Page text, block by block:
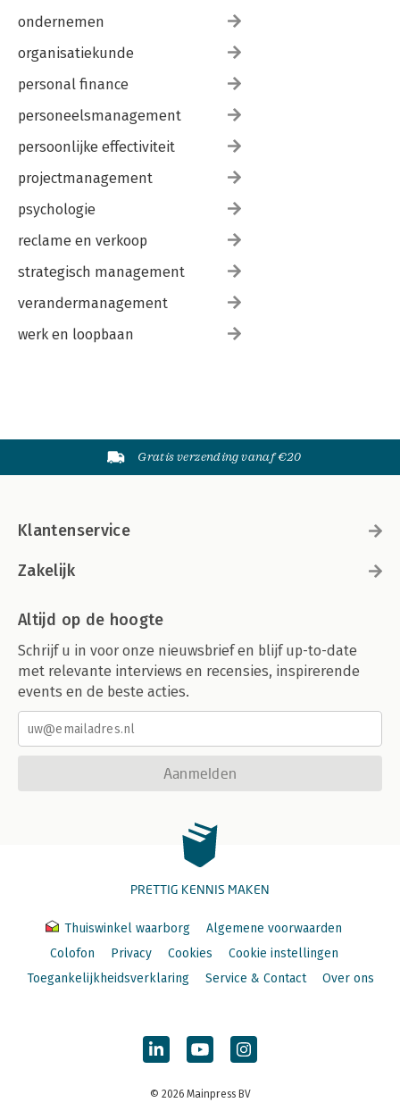
ondernemen
organisatiekunde
personal finance
personeelsmanagement
persoonlijke effectiviteit
projectmanagement
psychologie
reclame en verkoop
strategisch management
verandermanagement
werk en loopbaan
Gratis verzending vanaf €20
Klantenservice
Zakelijk
Altijd op de hoogte
Schrijf u in voor onze nieuwsbrief en blijf up-to-date
met relevante interviews en recensies, inspirerende
events en de beste acties.
Aanmelden
PRETTIG KENNIS MAKEN
Thuiswinkel waarborg
Algemene voorwaarden
Colofon
Privacy Cookies
Cookie instellingen
Toegankelijkheidsverklaring
Service & Contact Over ons
© 2026 Mainpress BV